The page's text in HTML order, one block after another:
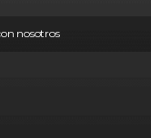
nosotros